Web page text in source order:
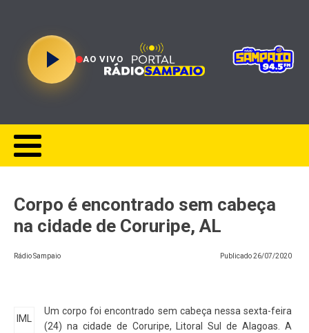
AO VIVO
Corpo é encontrado sem cabeça
na cidade de Coruripe, AL
Rádio Sampaio Publicado26/07/2020
IML
Um corpo foi encontrado sem cabeça nessa sexta-feira
(24) na cidade de Coruripe, Litoral Sul de Alagoas. A